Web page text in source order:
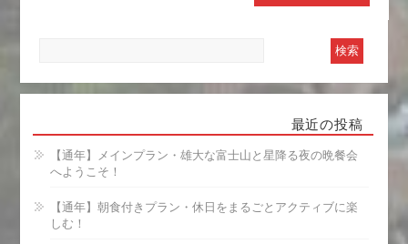
最近の投稿
【通年】メインプラン・雄大な富士山と星降る夜の晩餐会
へようこそ！
【通年】朝食付きプラン・休日をまるごとアクティブに楽
しむ！